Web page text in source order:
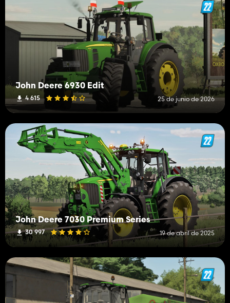
John Deere 6930 Edit
4 615 25 de junio de 2026
John Deere 7030 Premium Series
30 997 19 de abril de 2025